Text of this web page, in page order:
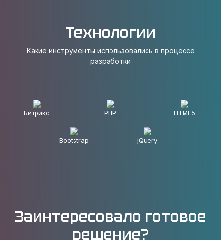
Технологии
Какие инструменты использовались в процессе
разработки
Битрикс PHP HTML5
Bootstrap jQuery
Заинтересовало готовое
решение?